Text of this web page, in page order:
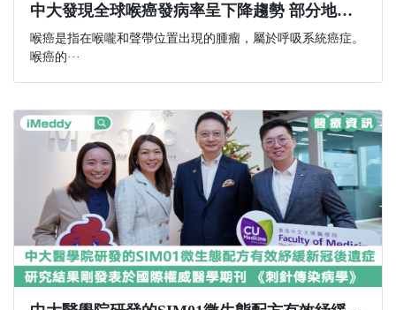
中大發現全球喉癌發病率呈下降趨勢 部分地區女性發病人數不跌反升
喉癌是指在喉嚨和聲帶位置出現的腫瘤，屬於呼吸系統癌症。
喉癌的···